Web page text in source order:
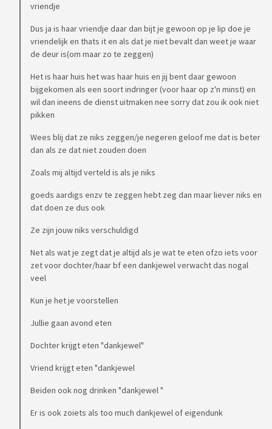
vriendje
Dus ja is haar vriendje daar dan bijt je gewoon op je lip doe je
vriendelijk en thats it en als dat je niet bevalt dan weet je waar
de deur is(om maar zo te zeggen)
Het is haar huis het was haar huis en jij bent daar gewoon
bijgekomen als een soort indringer (voor haar op z'n minst) en
wil dan ineens de dienst uitmaken nee sorry dat zou ik ook niet
pikken
Wees blij dat ze niks zeggen/je negeren geloof me dat is beter
dan als ze dat niet zouden doen
Zoals mij altijd verteld is als je niks
goeds aardigs enzv te zeggen hebt zeg dan maar liever niks en
dat doen ze dus ook
Ze zijn jouw niks verschuldigd
Net als wat je zegt dat je altijd als je wat te eten ofzo iets voor
zet voor dochter/haar bf een dankjewel verwacht das nogal
veel
Kun je het je voorstellen
Jullie gaan avond eten
Dochter krijgt eten "dankjewel"
Vriend krijgt eten "dankjewel
Beiden ook nog drinken "dankjewel "
Er is ook zoiets als too much dankjewel of eigendunk